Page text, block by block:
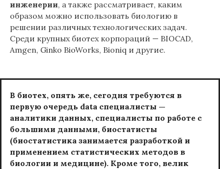
инженерии, а также рассматривает, каким
образом можно использовать биологию в
решении различных технологических задач.
Среди крупных биотех корпораций — BIOCAD,
Amgen, Ginko BioWorks, Bioniq и другие.
В биотех, опять же, сегодня требуются в
первую очередь data специалисты —
аналитики данных, специалисты по работе с
большими данными, биостатисты
(биостатистика занимается разработкой и
применением статистических методов в
биологии и медицине). Кроме того, велик